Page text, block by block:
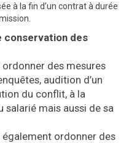
à la fin d’un contrat à durée
conservation des
des mesures
audition d’un
du conflit, à la
salarié mais aussi de sa
ordonner des